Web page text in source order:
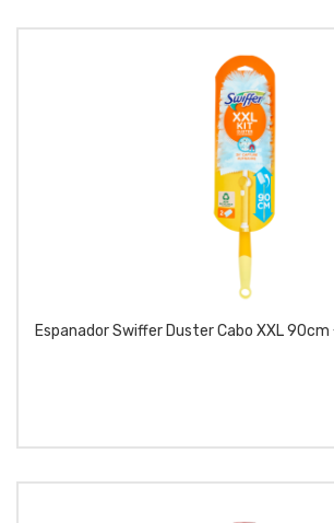
Espanador Swiffer Duster Cabo XXL 90cm